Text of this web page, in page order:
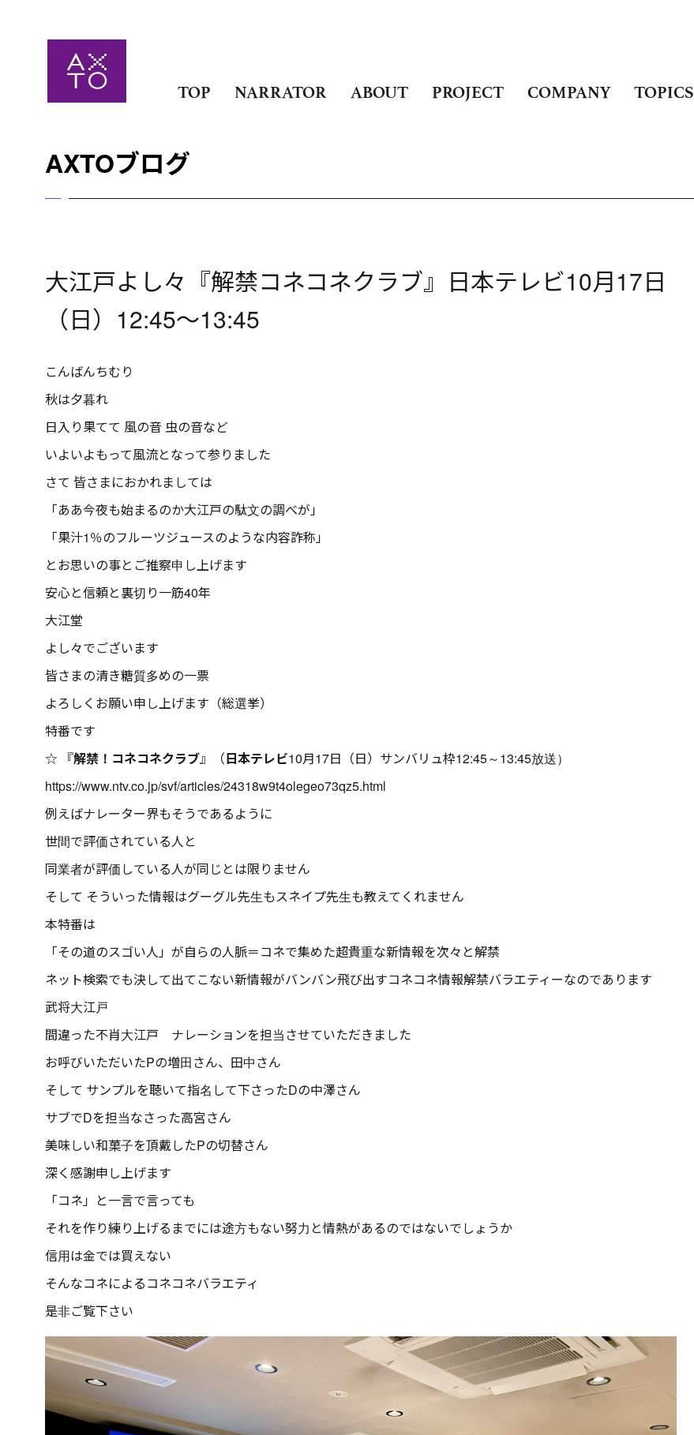
TOP NARRATOR ABOUT PROJECT COMPANY TOPICS
AXTOブログ
大江戸よし々『解禁コネコネクラブ』日本テレビ10月17日
（日）12:45～13:45
こんばんちむり
秋は夕暮れ
日入り果てて 風の音 虫の音など
いよいよもって風流となって参りました
さて 皆さまにおかれましては
「ああ今夜も始まるのか大江戸の駄文の調べが」
「果汁1％のフルーツジュースのような内容詐称」
とお思いの事とご推察申し上げます
安心と信頼と裏切り一筋40年
大江堂
よし々でございます
皆さまの清き糖質多めの一票
よろしくお願い申し上げます（総選挙）
特番です
☆ 『解禁！コネコネクラブ』（日本テレビ10月17日（日）サンバリュ枠12:45～13:45放送）
https://www.ntv.co.jp/svf/articles/24318w9t4olegeo73qz5.html
例えばナレーター界もそうであるように
世間で評価されている人と
同業者が評価している人が同じとは限りません
そして そういった情報はグーグル先生もスネイプ先生も教えてくれません
本特番は
「その道のスゴい人」が自らの人脈＝コネで集めた超貴重な新情報を次々と解禁
ネット検索でも決して出てこない新情報がバンバン飛び出すコネコネ情報解禁バラエティーなのであります
武将大江戸
間違った不肖大江戸 ナレーションを担当させていただきました
お呼びいただいたPの増田さん、田中さん
そして サンプルを聴いて指名して下さったDの中澤さん
サブでDを担当なさった高宮さん
美味しい和菓子を頂戴したPの切替さん
深く感謝申し上げます
「コネ」と一言で言っても
それを作り練り上げるまでには途方もない努力と情熱があるのではないでしょうか
信用は金では買えない
そんなコネによるコネコネバラエティ
是非ご覧下さい